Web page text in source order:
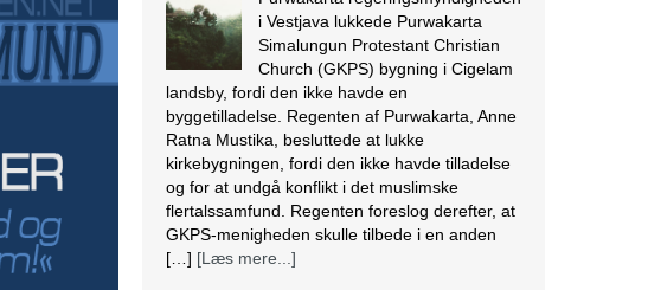
i Vestjava lukkede Purwakarta
Simalungun Protestant Christian
Church (GKPS) bygning i Cigelam
landsby, fordi den ikke havde en
byggetilladelse. Regenten af Purwakarta, Anne
Ratna Mustika, besluttede at lukke
kirkebygningen, fordi den ikke havde tilladelse
og for at undgå konflikt i det muslimske
flertalssamfund. Regenten foreslog derefter, at
GKPS-menigheden skulle tilbede i en anden
[…] [Læs mere...]